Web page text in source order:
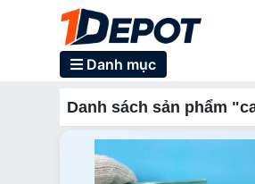
Danh mục
Danh sách sản phẩm